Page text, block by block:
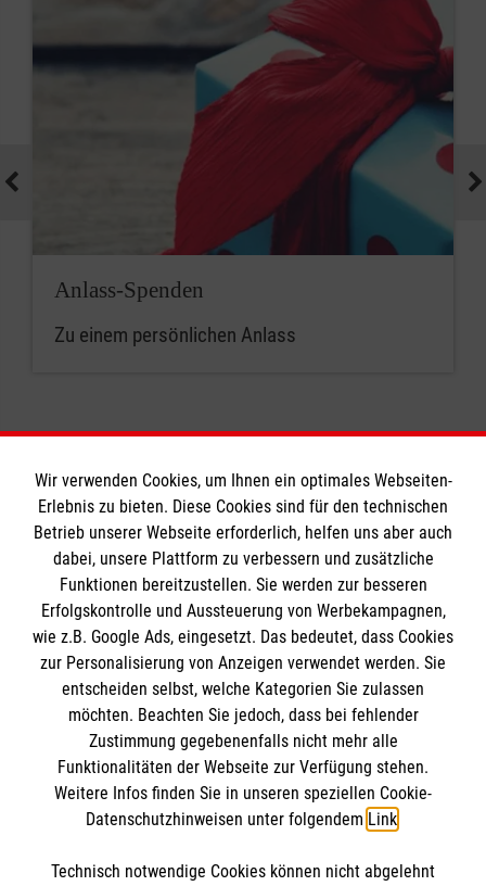
Anlass-Spenden
Zu einem persönlichen Anlass
Informationen
Impressum
Datenschutz
Barrierefreiheit
Kontakt
Die Malteser
Malteser in Deutschland
Malteserorden
Sharepoint
Spendenkonto
Wir verwenden Cookies, um Ihnen ein optimales Webseiten-
Erlebnis zu bieten. Diese Cookies sind für den technischen
Betrieb unserer Webseite erforderlich, helfen uns aber auch
dabei, unsere Plattform zu verbessern und zusätzliche
Funktionen bereitzustellen. Sie werden zur besseren
Erfolgskontrolle und Aussteuerung von Werbekampagnen,
wie z.B. Google Ads, eingesetzt. Das bedeutet, dass Cookies
zur Personalisierung von Anzeigen verwendet werden. Sie
entscheiden selbst, welche Kategorien Sie zulassen
möchten. Beachten Sie jedoch, dass bei fehlender
Zustimmung gegebenenfalls nicht mehr alle
Funktionalitäten der Webseite zur Verfügung stehen.
Weitere Infos finden Sie in unseren speziellen Cookie-
Datenschutzhinweisen unter folgendem Link.
Technisch notwendige Cookies können nicht abgelehnt